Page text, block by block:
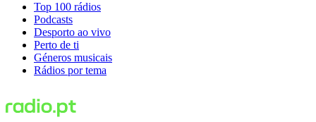
Top 100 rádios
Podcasts
Desporto ao vivo
Perto de ti
Géneros musicais
Rádios por tema